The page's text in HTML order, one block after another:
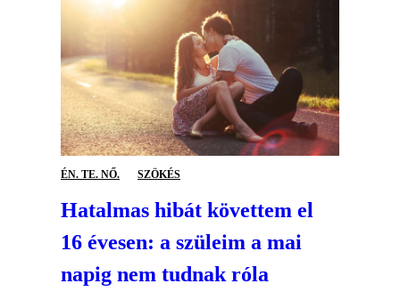
ÉN. TE. NŐ. SZÖKÉS
Hatalmas hibát követtem el
16 évesen: a szüleim a mai
napig nem tudnak róla